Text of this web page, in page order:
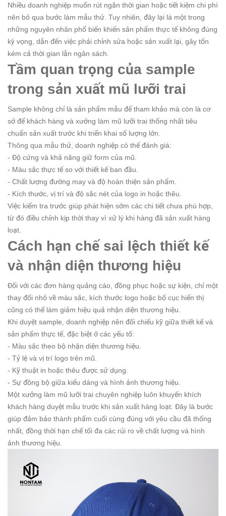
Nhiều doanh nghiệp muốn rút ngắn thời gian hoặc tiết kiệm chi phí
nên bỏ qua bước làm mẫu thử. Tuy nhiên, đây lại là một trong
những nguyên nhân phổ biến khiến sản phẩm thực tế không đúng
kỳ vọng, dẫn đến việc phải chỉnh sửa hoặc sản xuất lại, gây tốn
kém cả thời gian lẫn ngân sách.
Tầm quan trọng của sample
trong sản xuất mũ lưỡi trai
Sample không chỉ là sản phẩm mẫu để tham khảo mà còn là cơ
sở để khách hàng và xưởng làm mũ lưỡi trai thống nhất tiêu
chuẩn sản xuất trước khi triển khai số lượng lớn.
Thông qua mẫu thử, doanh nghiệp có thể đánh giá:
- Độ cứng và khả năng giữ form của mũ.
- Màu sắc thực tế so với thiết kế ban đầu.
- Chất lượng đường may và độ hoàn thiện sản phẩm.
- Kích thước, vị trí và độ sắc nét của logo in hoặc thêu.
Việc kiểm tra trước giúp phát hiện sớm các chi tiết chưa phù hợp,
từ đó điều chỉnh kịp thời thay vì xử lý khi hàng đã sản xuất hàng
loạt.
Cách hạn chế sai lệch thiết kế
và nhận diện thương hiệu
Đối với các đơn hàng quảng cáo, đồng phục hoặc sự kiện, chỉ một
thay đổi nhỏ về màu sắc, kích thước logo hoặc bố cục hiển thị
cũng có thể làm giảm hiệu quả nhận diện thương hiệu.
Khi duyệt sample, doanh nghiệp nên đối chiếu kỹ giữa thiết kế và
sản phẩm thực tế, đặc biệt ở các yếu tố:
- Màu sắc theo bộ nhận diện thương hiệu.
- Tỷ lệ và vị trí logo trên mũ.
- Kỹ thuật in hoặc thêu được sử dụng.
- Sự đồng bộ giữa kiểu dáng và hình ảnh thương hiệu.
Một xưởng làm mũ lưỡi trai chuyên nghiệp luôn khuyến khích
khách hàng duyệt mẫu trước khi sản xuất hàng loạt. Đây là bước
giúp đảm bảo thành phẩm cuối cùng đúng với yêu cầu đã thống
nhất, đồng thời hạn chế tối đa các rủi ro về chất lượng và hình
ảnh thương hiệu.